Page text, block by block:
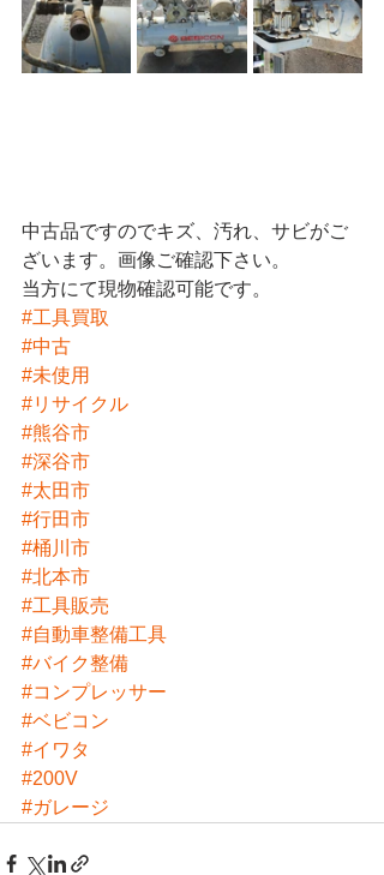
中古品ですのでキズ、汚れ、サビがご
ざいます。画像ご確認下さい。
当方にて現物確認可能です。
#工具買取
#中古
#未使用
#リサイクル
#熊谷市
#深谷市
#太田市
#行田市
#桶川市
#北本市
#工具販売
#自動車整備工具
#バイク整備
#コンプレッサー
#ベビコン
#イワタ
#200V
#ガレージ